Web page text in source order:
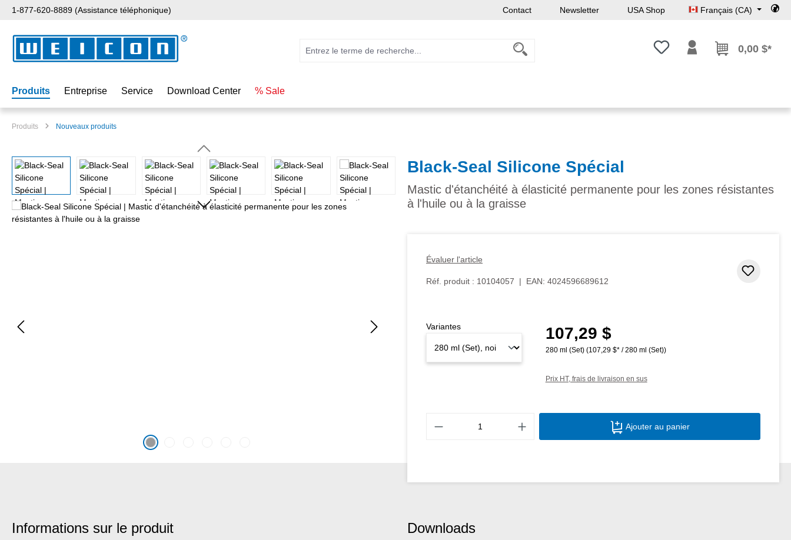
au contenu principal
Passer à la recherche
Passer à la navigation principale
1-877-620-8889 (Assistance téléphonique) Contact Newsletter USA Shop Français (CA)
Vous avez 0 articles dans votre
0,00 $*
Produits Entreprise Service Download Center % Sale
Produits Nouveaux produits
Ignorer la galerie d'images Black-Seal Silicone Spécial
Mastic d'étanchéité à élasticité permanente pour les zones résistantes
à l'huile ou à la graisse
Évaluer l'article
Réf. produit : 10104057 | EAN: 4024596689612
Prix régulier :
107,29 $
280 ml (Set) (107,29 $* / 280 ml (Set))
Prix HT, frais de livraison en sus
Variantes
Quantité de produit : Entrez la quantité
Ajouter au panier
Informations sur le produit Downloads